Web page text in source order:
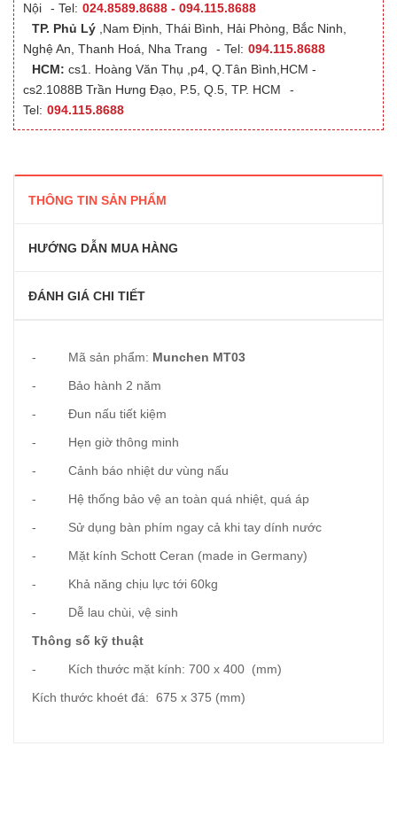
Nội
- Tel: 024.8589.8688 - 094.115.8688
TP. Phủ Lý ,Nam Định, Thái Bình, Hải Phòng, Bắc Ninh,
Nghệ An, Thanh Hoá, Nha Trang
- Tel: 094.115.8688
HCM: cs1. Hoàng Văn Thụ ,p4, Q.Tân Bình,HCM -
cs2.1088B Trần Hưng Đạo, P.5, Q.5, TP. HCM
-
Tel: 094.115.8688
THÔNG TIN SẢN PHẨM
HƯỚNG DẪN MUA HÀNG
ĐÁNH GIÁ CHI TIẾT
- Mã sản phẩm: Munchen MT03
- Bảo hành 2 năm
- Đun nấu tiết kiệm
- Hẹn giờ thông minh
- Cảnh báo nhiệt dư vùng nấu
- Hệ thống bảo vệ an toàn quá nhiệt, quá áp
- Sử dụng bàn phím ngay cả khi tay dính nước
- Mặt kính Schott Ceran (made in Germany)
- Khả năng chịu lực tới 60kg
- Dễ lau chùi, vệ sinh
Thông số kỹ thuật
- Kích thước mặt kính: 700 x 400 (mm)
Kích thước khoét đá: 675 x 375 (mm)